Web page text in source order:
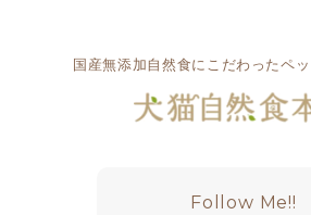
国産無添加自然食にこだわったペ
Follow Me!!